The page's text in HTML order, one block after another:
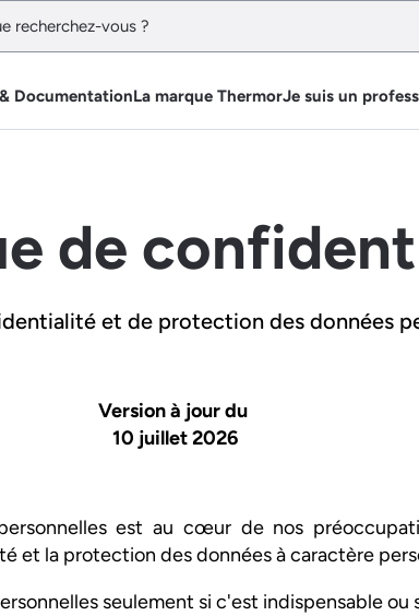
DocumentationLa marque ThermorJe suis un
de
et de protection des données
Version à jour du
10 juillet 2026
est au cœur de nos
et la protection des données à caractère
seulement si c'est indispensable